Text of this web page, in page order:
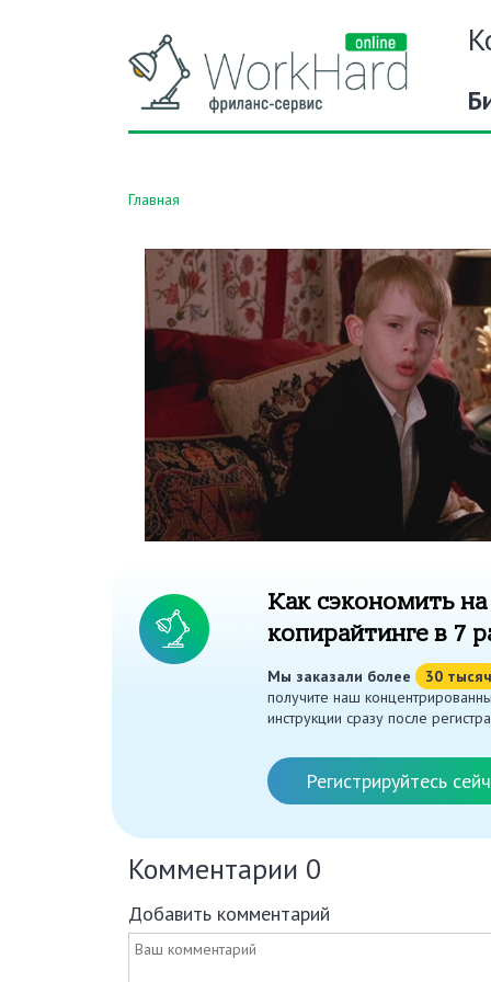
Главная
Как сэкономить на
копирайтинге в 7
Мы заказали более 30 тысяч
получите наш
инструкции сразу после
Регистрируйтесь
Комментарии 0
Добавить комментарий